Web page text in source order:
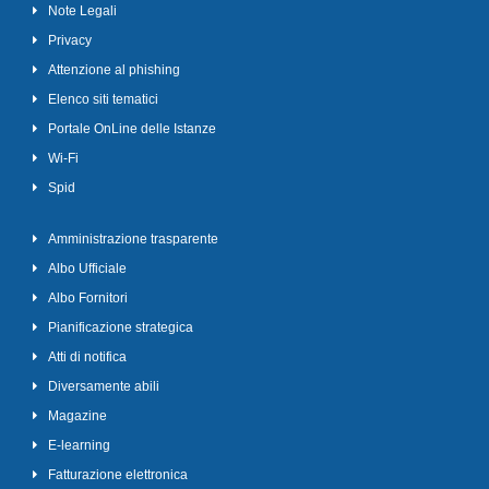
Note Legali
Privacy
Attenzione al phishing
Elenco siti tematici
Portale OnLine delle Istanze
Wi-Fi
Spid
Amministrazione trasparente
Albo Ufficiale
Albo Fornitori
Pianificazione strategica
Atti di notifica
Diversamente abili
Magazine
E-learning
Fatturazione elettronica